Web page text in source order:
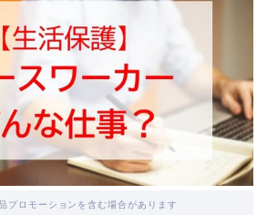
プロモーションを含む場合があります